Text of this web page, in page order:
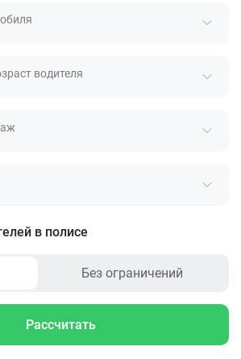
водителя
в полисе
Без ограничений
Рассчитать